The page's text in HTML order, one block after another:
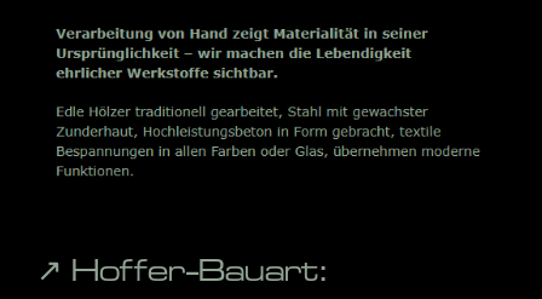
↗️ Hoffer-Bauart: